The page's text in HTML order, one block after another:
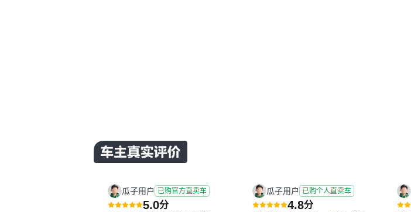
瓜子用户 已购官方直卖车
5.0分
瓜子用户 已购个人直卖车
4.8分